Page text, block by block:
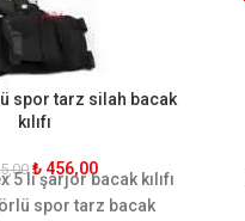
spor tarz silah bacak
kılıfı
₺456,00
5 li şarjör bacak kılıfı
spor tarz bacak